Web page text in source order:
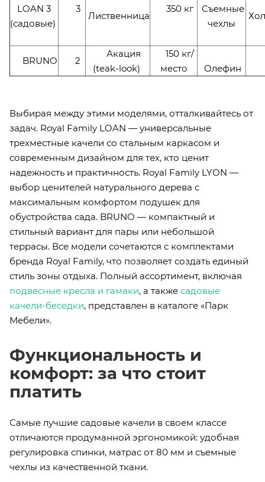
LOAN 3
(садовые)
3
Лиственница
350 кг
Съемные
чехлы
BRUNO 2
Акация
(teak-look)
150 кг/
место
Олефин
Выбирая между этими моделями, отталкивайтесь от
задач. Royal Family LOAN — универсальные
трехместные качели со стальным каркасом и
современным дизайном для тех, кто ценит
надежность и практичность. Royal Family LYON —
выбор ценителей натурального дерева с
максимальным комфортом подушек для
обустройства сада. BRUNO — компактный и
стильный вариант для пары или небольшой
террасы. Все модели сочетаются с комплектами
бренда Royal Family, что позволяет создать единый
стиль зоны отдыха. Полный ассортимент, включая
подвесные кресла и гамаки, а также садовые
качели-беседки, представлен в каталоге «Парк
Мебели».
Функциональность и
комфорт: за что стоит
платить
Самые лучшие садовые качели в своем классе
отличаются продуманной эргономикой: удобная
регулировка спинки, матрас от 80 мм и съемные
чехлы из качественной ткани.